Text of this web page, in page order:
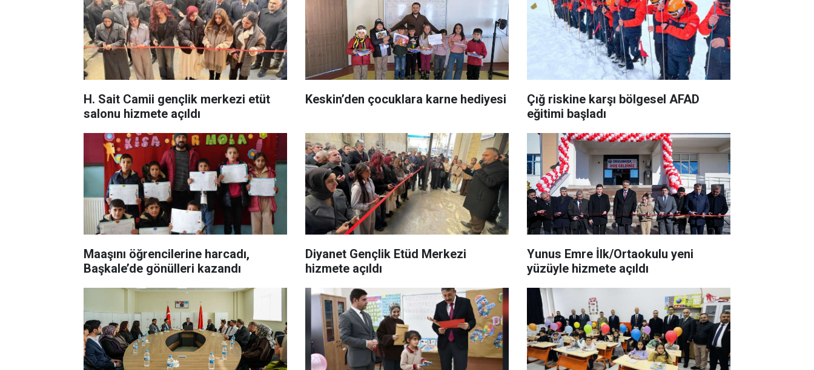
H. Sait Camii gençlik merkezi etüt
salonu hizmete açıldı
Keskin’den çocuklara karne hediyesi
Çığ riskine karşı bölgesel AFAD
eğitimi başladı
Maaşını öğrencilerine harcadı,
Başkale’de gönülleri kazandı
Diyanet Gençlik Etüd Merkezi
hizmete açıldı
Yunus Emre İlk/Ortaokulu yeni
yüzüyle hizmete açıldı